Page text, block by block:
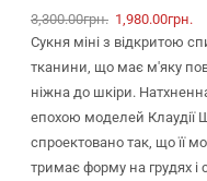
3,300.00грн. 1,980.00грн.
Сукня міні з відкритою
тканини, що має м'яку
ніжна до шкіри.
епохою моделей Клаудії
спроектовано так, що її
тримає форму на грудях і